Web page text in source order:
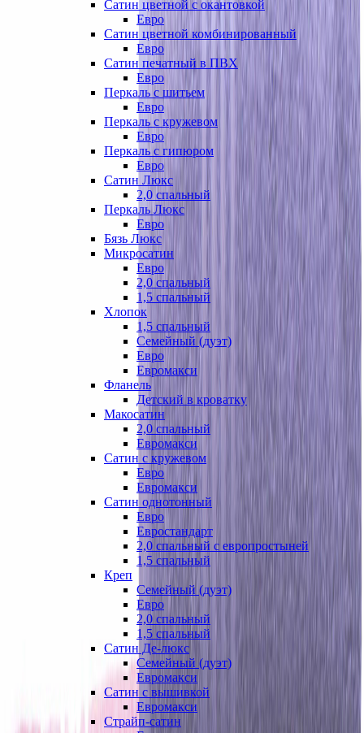
Сатин цветной с окантовкой
Евро
Сатин цветной комбинированный
Евро
Сатин печатный в ПВХ
Евро
Перкаль с шитьем
Евро
Перкаль с кружевом
Евро
Перкаль с гипюром
Евро
Сатин Люкс
2,0 спальный
Перкаль Люкс
Евро
Бязь Люкс
Микросатин
Евро
2,0 спальный
1,5 спальный
Хлопок
1,5 спальный
Семейный (дуэт)
Евро
Евромакси
Фланель
Детский в кроватку
Макосатин
2,0 спальный
Евромакси
Сатин с кружевом
Евро
Евромакси
Сатин однотонный
Евро
Евростандарт
2,0 спальный с европростыней
1,5 спальный
Креп
Семейный (дуэт)
Евро
2,0 спальный
1,5 спальный
Сатин Де-люкс
Семейный (дуэт)
Евромакси
Сатин с вышивкой
Евромакси
Страйп-сатин